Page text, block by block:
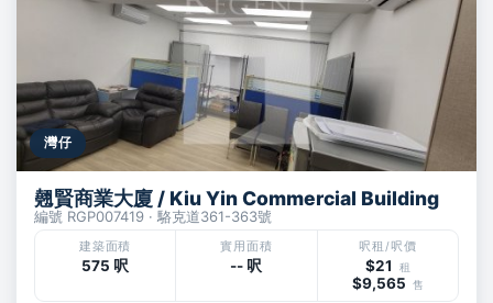
灣仔
翹賢商業大廈 / Kiu Yin Commercial Building
編號 RGP007419 · 駱克道361-363號
建築面積
575 呎
實用面積
-- 呎
呎租/呎價
$21 租
$9,565 售